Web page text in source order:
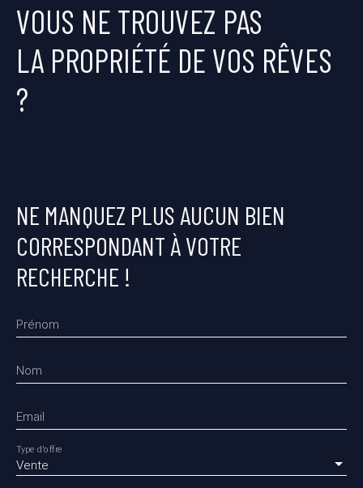
VOUS NE TROUVEZ PAS
LA PROPRIÉTÉ DE VOS RÊVES
?
NE MANQUEZ PLUS AUCUN BIEN
CORRESPONDANT À VOTRE
RECHERCHE !
Prénom
Nom
Email
Vente
Type d'offre